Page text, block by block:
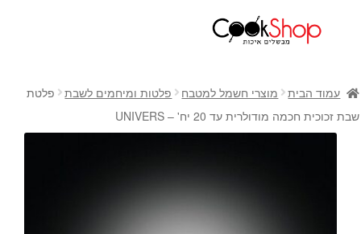
חנות
כלי בישול
סירים
מוצרי חשמל למטבח
עמוד הבית מוצרי חשמל למטבח פלטות ומיחמים לשבת
פלטת
שבת זכוכית חכמה מודולרית עד 20 יח' – UNIVERS